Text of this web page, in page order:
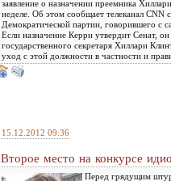
заявление о назначении преемника
неделе. Об этом сообщает телеканал CNN
Демократической партии, говорившего с
Если назначение Керри утвердит Сенат,
государственного секретаря Хиллари
уход с этой должности в частности и
15.12.2012 09:36
Второе место на конкурсе
Перед грядущим